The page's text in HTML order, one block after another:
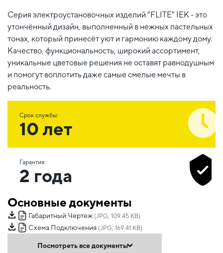
Серия электроустановочных изделий "FLITE" IEK - это
утончённый дизайн, выполненный в нежных пастельных
тонах, который принесёт уют и гармонию каждому дому.
Качество, функциональность, широкий ассортимент,
уникальные цветовые решения не оставят равнодушным
и помогут воплотить даже самые смелые мечты в
реальность.
Срок службы:
10 лет
Гарантия:
2 года
Основные документы
Габаритный Чертеж (JPG, 109.45 KB)
Схема Подключения (JPG, 169.41 KB)
Посмотреть все документы